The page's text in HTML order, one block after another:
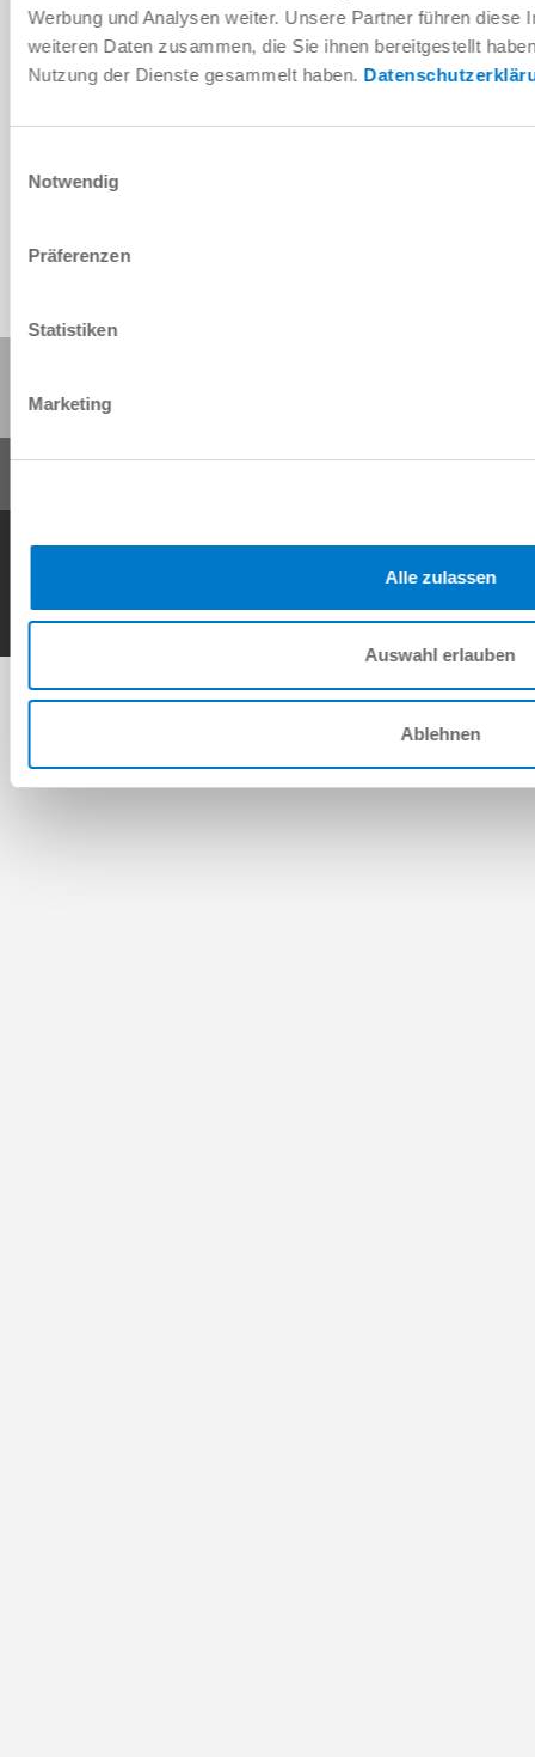
Werbung und Analysen weiter. Unsere Partner führen diese
weiteren Daten zusammen, die Sie ihnen bereitgestellt
Nutzung der Dienste gesammelt haben.
Notwendig
Präferenzen
Statistiken
Marketing
Alle zulassen
Auswahl erlauben
Ablehnen
Download CAD data